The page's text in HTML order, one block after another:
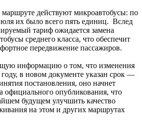
действуют микроавтобусы: по
их было всего пять единиц. Вслед
тариф ожидается замена
среднего класса, что обеспечит
передвижение пассажиров.
информацию о том, что изменения
году, в новом документе указан срок —
постановления, оно начнет
официального опубликования, что
будущем улучшить качество
на этом и других маршрутах